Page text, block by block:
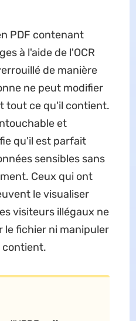
PDF contenant
à l'aide de l'OCR
de manière
ne peut modifier
tout ce qu'il contient.
et
qu'il est parfait
sensibles sans
Ceux qui ont
le visualiser
visiteurs illégaux ne
le fichier ni manipuler
contient.